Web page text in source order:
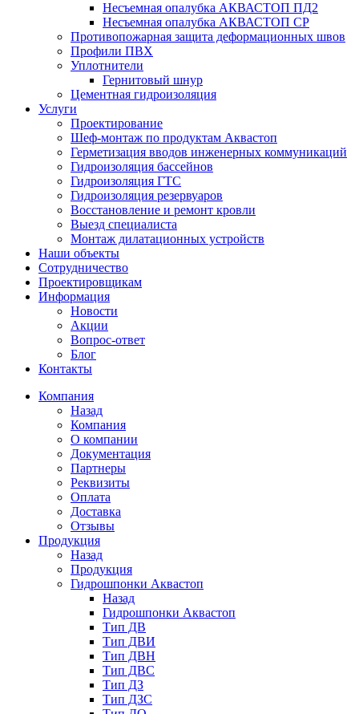
Несъемная опалубка АКВАСТОП ПД2
Несъемная опалубка АКВАСТОП СР
Противопожарная защита деформационных швов
Профили ПВХ
Уплотнители
Гернитовый шнур
Цементная гидроизоляция
Услуги
Проектирование
Шеф-монтаж по продуктам Аквастоп
Герметизация вводов инженерных коммуникаций
Гидроизоляция бассейнов
Гидроизоляция ГТС
Гидроизоляция резервуаров
Восстановление и ремонт кровли
Выезд специалиста
Монтаж дилатационных устройств
Наши объекты
Сотрудничество
Проектировщикам
Информация
Новости
Акции
Вопрос-ответ
Блог
Контакты
Компания
Назад
Компания
О компании
Документация
Партнеры
Реквизиты
Оплата
Доставка
Отзывы
Продукция
Назад
Продукция
Гидрошпонки Аквастоп
Назад
Гидрошпонки Аквастоп
Тип ДВ
Тип ДВИ
Тип ДВН
Тип ДВС
Тип ДЗ
Тип ДЗС